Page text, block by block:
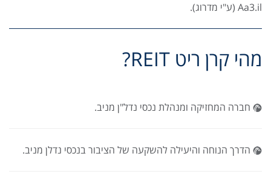
Aa3.il (ע"י מדרוג).
מהי קרן ריט REIT?
חברה המחזיקה ומנהלת נכסי נדל"ן מניב.
הדרך הנוחה והיעילה להשקעה של הציבור בנכסי נדלן מניב.